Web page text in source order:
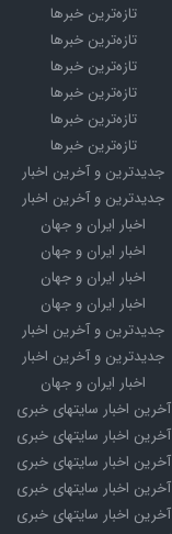
تازه‌ترین خبرها
تازه‌ترین خبرها
تازه‌ترین خبرها
تازه‌ترین خبرها
تازه‌ترین خبرها
تازه‌ترین خبرها
جدیدترین و آخرین اخبار
جدیدترین و آخرین اخبار
اخبار ایران و جهان
اخبار ایران و جهان
اخبار ایران و جهان
اخبار ایران و جهان
جدیدترین و آخرین اخبار
جدیدترین و آخرین اخبار
اخبار ایران و جهان
آخرین اخبار سایتهای خبری
آخرین اخبار سایتهای خبری
آخرین اخبار سایتهای خبری
آخرین اخبار سایتهای خبری
آخرین اخبار سایتهای خبری